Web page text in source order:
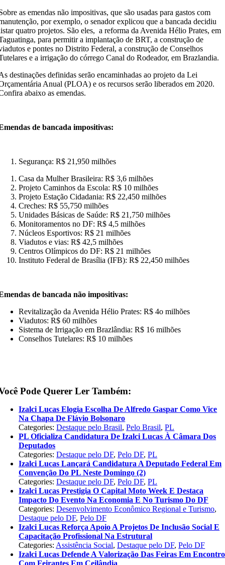
as emendas não impositivas, que são usadas para gastos com
por exemplo, o senador explicou que a bancada decidiu
quatro projetos. São eles, a reforma da Avenida Hélio Prates, em
para permitir a implantação de BRT, a construção de
e pontes no Distrito Federal, a construção de Conselhos
e a irrigação do córrego Canal do Rodeador, em Brazlandia.
destinações definidas serão encaminhadas ao projeto da Lei
Anual (PLOA) e os recursos serão liberados em 2020.
abaixo as emendas.
de bancada impositivas:
Segurança: R$ 21,950 milhões
Casa da Mulher Brasileira: R$ 3,6 milhões
Projeto Caminhos da Escola: R$ 10 milhões
Projeto Estação Cidadania: R$ 22,450 milhões
Creches: R$ 55,750 milhões
Unidades Básicas de Saúde: R$ 21,750 milhões
Monitoramentos no DF: R$ 4,5 milhões
Núcleos Esportivos: R$ 21 milhões
Viadutos e vias: R$ 42,5 milhões
Centros Olímpicos do DF: R$ 21 milhões
Instituto Federal de Brasília (IFB): R$ 22,450 milhões
de bancada não impositivas:
Revitalização da Avenida Hélio Prates: R$ 4o milhões
Viadutos: R$ 60 milhões
Sistema de Irrigação em Brazlândia: R$ 16 milhões
Conselhos Tutelares: R$ 10 milhões
Pode Querer Ler Também:
Izalci Lucas Elogia Escolha De Alfredo Gaspar Como Vice
Na Chapa De Flávio Bolsonaro
Categories:Destaque pelo Brasil,Pelo Brasil,PL
PL Oficializa Candidatura De Izalci Lucas À Câmara Dos
Deputados
Categories:Destaque pelo DF,Pelo DF,PL
Izalci Lucas Lançará Candidatura A Deputado Federal Em
Convenção Do PL Neste Domingo (2)
Categories:Destaque pelo DF,Pelo DF,PL
Izalci Lucas Prestigia O Capital Moto Week E Destaca
Impacto Do Evento Na Economia E No Turismo Do DF
Categories:Desenvolvimento Econômico Regional e Turismo,
Destaque pelo DF,Pelo DF
Izalci Lucas Reforça Apoio A Projetos De Inclusão Social E
Capacitação Profissional Na Estrutural
Categories: Assistência Social,Destaque pelo DF,Pelo DF
Izalci Lucas Defende A Valorização Das Feiras Em Encontro
Com Feirantes Em Ceilândia